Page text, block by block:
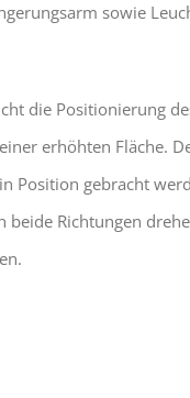
sowie
die Positionierung
erhöhten Fläche.
Position gebracht
beide Richtungen